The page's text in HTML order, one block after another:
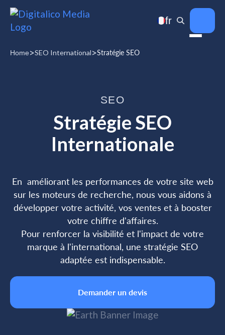
fr
Home>SEO International>Stratégie SEO
SEO
Stratégie SEO
Internationale
En améliorant les performances de votre site web
sur les moteurs de recherche, nous vous aidons à
développer votre activité, vos ventes et à booster
votre chiffre d'affaires.
Pour renforcer la visibilité et l'impact de votre
marque à l'international, une stratégie SEO
adaptée est indispensable.
Demander un devis